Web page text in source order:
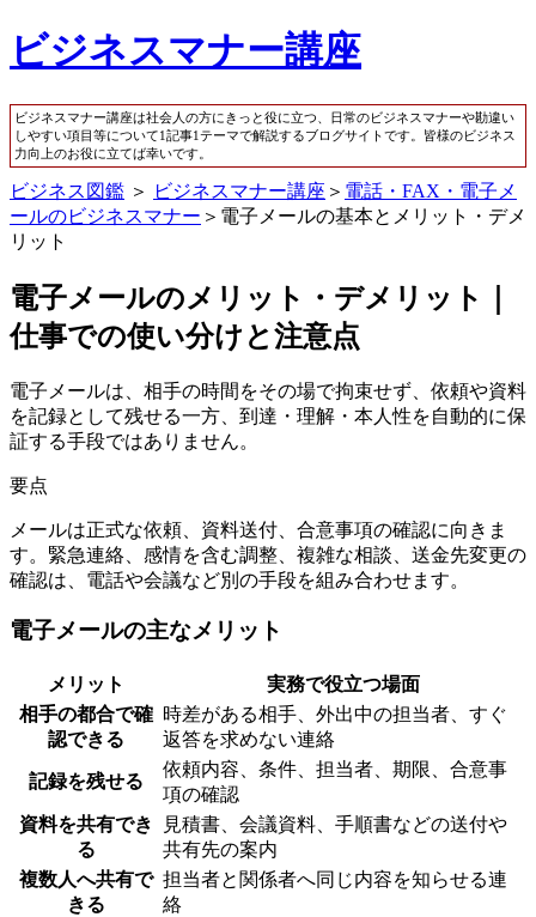
ビジネスマナー講座
ビジネスマナー講座は社会人の方にきっと役に立つ、日常のビジネスマナーや勘違い
しやすい項目等について1記事1テーマで解説するブログサイトです。皆様のビジネス
力向上のお役に立てば幸いです。
ビジネス図鑑 ＞ ビジネスマナー講座 ＞ 電話・FAX・電子メ
ールのビジネスマナー ＞電子メールの基本とメリット・デメ
リット
電子メールのメリット・デメリット｜
仕事での使い分けと注意点
電子メールは、相手の時間をその場で拘束せず、依頼や資料
を記録として残せる一方、到達・理解・本人性を自動的に保
証する手段ではありません。
要点
メールは正式な依頼、資料送付、合意事項の確認に向きま
す。緊急連絡、感情を含む調整、複雑な相談、送金先変更の
確認は、電話や会議など別の手段を組み合わせます。
電子メールの主なメリット
メリット
実務で役立つ場面
相手の都合で確
認できる
時差がある相手、外出中の担当者、すぐ
返答を求めない連絡
記録を残せる
依頼内容、条件、担当者、期限、合意事
項の確認
資料を共有でき
る
見積書、会議資料、手順書などの送付や
共有先の案内
複数人へ共有で
きる
担当者と関係者へ同じ内容を知らせる連
絡